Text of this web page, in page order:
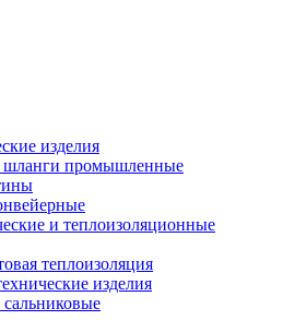
изделия
шланги промышленные
и теплоизоляционные
теплоизоляция
изделия